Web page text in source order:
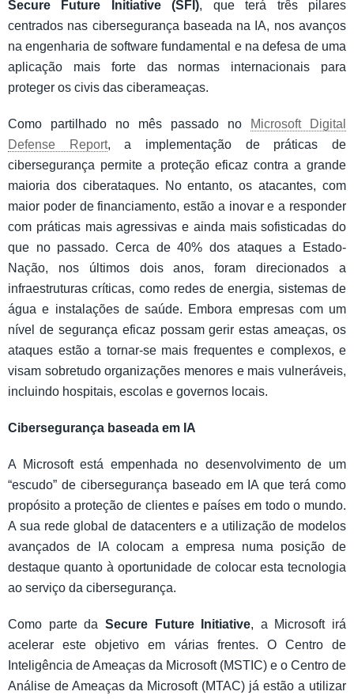
Secure Future Initiative (SFI),
que terá três pilares
centrados nas cibersegurança baseada na IA, nos avanços
na engenharia de software fundamental e na defesa de uma
aplicação mais forte das normas internacionais para
proteger os civis das ciberameaças.
Como partilhado no mês passado no
Microsoft Digital
Defense Report, a implementação de práticas de
cibersegurança permite a proteção eficaz contra a grande
maioria dos ciberataques. No entanto, os atacantes, com
maior poder de financiamento, estão a inovar e a responder
com práticas mais agressivas e ainda mais sofisticadas do
que no passado. Cerca de 40% dos ataques a Estado-
Nação, nos últimos dois anos, foram direcionados a
infraestruturas críticas, como redes de energia, sistemas de
água e instalações de saúde. Embora empresas com um
nível de segurança eficaz possam gerir estas ameaças, os
ataques estão a tornar-se mais frequentes e complexos, e
visam sobretudo organizações menores e mais vulneráveis,
incluindo hospitais, escolas e governos locais.
Cibersegurança baseada em IA
A Microsoft está empenhada no desenvolvimento de um
“escudo” de cibersegurança baseado em IA que terá como
propósito a proteção de clientes e países em todo o mundo.
A sua rede global de datacenters e a utilização de modelos
avançados de IA colocam a empresa numa posição de
destaque quanto à oportunidade de colocar esta tecnologia
ao serviço da cibersegurança.
Como parte da Secure Future Initiative, a Microsoft irá
acelerar este objetivo em várias frentes. O Centro de
Inteligência de Ameaças da Microsoft (MSTIC) e o Centro de
Análise de Ameaças da Microsoft (MTAC) já estão a utilizar